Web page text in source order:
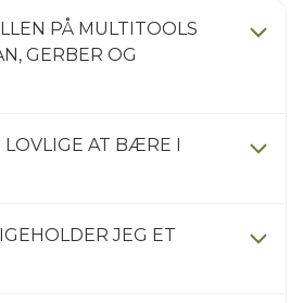
PÅ MULTITOOLS
GERBER OG
LOVLIGE AT BÆRE I
JEG ET